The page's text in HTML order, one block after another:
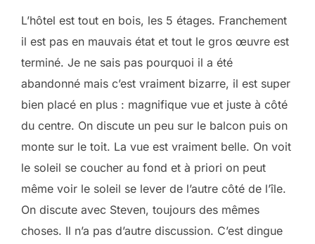
L’hôtel est tout en bois, les 5 étages. Franchement
il est pas en mauvais état et tout le gros œuvre est
terminé. Je ne sais pas pourquoi il a été
abandonné mais c’est vraiment bizarre, il est super
bien placé en plus : magnifique vue et juste à côté
du centre. On discute un peu sur le balcon puis on
monte sur le toit. La vue est vraiment belle. On voit
le soleil se coucher au fond et à priori on peut
même voir le soleil se lever de l’autre côté de l’île.
On discute avec Steven, toujours des mêmes
choses. Il n’a pas d’autre discussion. C’est dingue